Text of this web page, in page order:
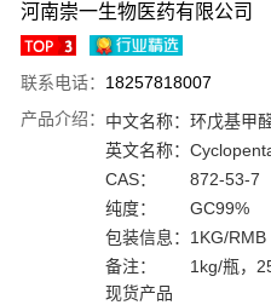
河南崇一生物医药有限公司
联系电话： 18257818007
产品介绍： 中文名称： 环戊基甲
英文名称：
CAS：
872-53-7
纯度：
GC99%
包装信息： 1KG/
备注：
1kg/瓶，
现货产品